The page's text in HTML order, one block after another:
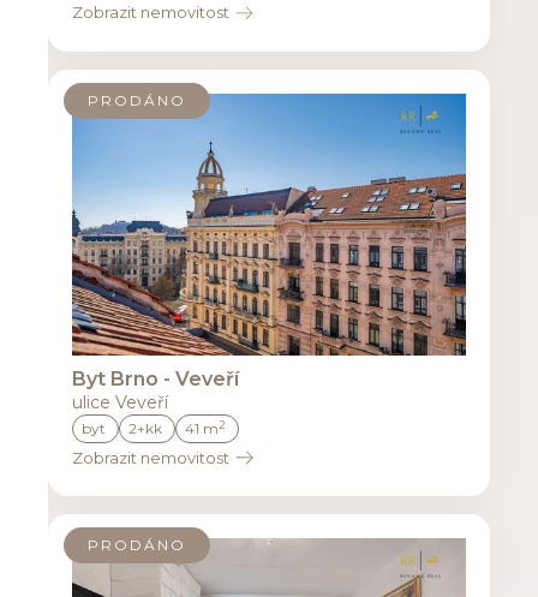
Zobrazit nemovitost
PRODÁNO
Byt Brno - Veveří
ulice Veveří
byt 2+kk 41 m2
Zobrazit nemovitost
PRODÁNO